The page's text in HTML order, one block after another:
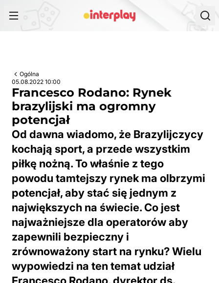
Ogólna
05.08.2022 10:00
Francesco Rodano: Rynek
brazylijski ma ogromny
potencjał
Od dawna wiadomo, że Brazylijczycy
kochają sport, a przede wszystkim
piłkę nożną. To właśnie z tego
powodu tamtejszy rynek ma olbrzymi
potencjał, aby stać się jednym z
największych na świecie. Co jest
najważniejsze dla operatorów aby
zapewnili bezpieczny i
zrównoważony start na rynku? Wielu
wypowiedzi na ten temat udział